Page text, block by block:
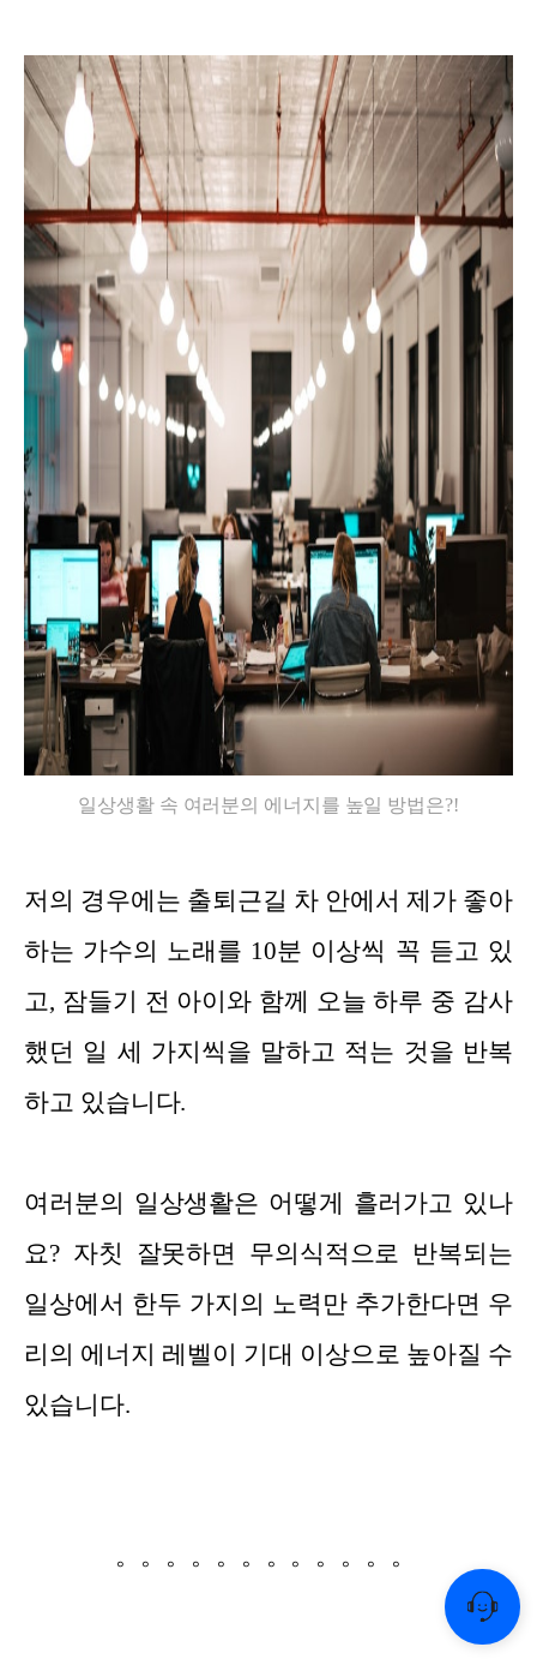
일상생활 속 여러분의 에너지를 높일 방법은?!
저의 경우에는 출퇴근길 차 안에서 제가 좋아
하는 가수의 노래를 10분 이상씩 꼭 듣고 있
고, 잠들기 전 아이와 함께 오늘 하루 중 감사
했던 일 세 가지씩을 말하고 적는 것을 반복
하고 있습니다.
여러분의 일상생활은 어떻게 흘러가고 있나
요? 자칫 잘못하면 무의식적으로 반복되는
일상에서 한두 가지의 노력만 추가한다면 우
리의 에너지 레벨이 기대 이상으로 높아질 수
있습니다.
。。。。。。。。。。。。